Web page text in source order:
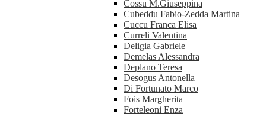
Cossu M.Giuseppina
Cubeddu Fabio-Zedda Martina
Cuccu Franca Elisa
Curreli Valentina
Deligia Gabriele
Demelas Alessandra
Deplano Teresa
Desogus Antonella
Di Fortunato Marco
Fois Margherita
Forteleoni Enza